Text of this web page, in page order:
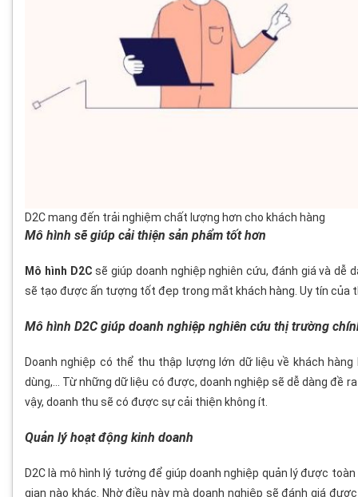
D2C mang đến trải nghiệm chất lượng hơn cho khách hàng
Mô hình sẽ giúp cải thiện sản phẩm tốt hơn
Mô hình D2C sẽ giúp doanh nghiệp nghiên cứu, đánh giá và
sẽ tạo được ấn tượng tốt đẹp trong mắt khách hàng. Uy tín của
Mô hình D2C giúp doanh nghiệp nghiên cứu thị trường
Doanh nghiệp có thể thu thập lượng lớn dữ liệu về khách
dùng,… Từ những dữ liệu có được, doanh nghiệp sẽ dễ dàng đề
vậy, doanh thu sẽ có được sự cải thiện không ít.
Quản lý hoạt động kinh doanh
D2C là mô hình lý tưởng để giúp doanh nghiệp quản lý được
gian nào khác. Nhờ điều này mà doanh nghiệp sẽ đánh giá